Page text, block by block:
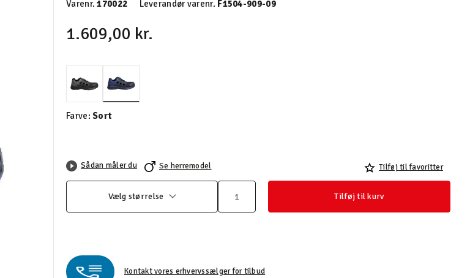
Varenr.170022 Leverandør varenr. F1504-909-09
1.609,00 kr.
valgte
Farve:Sort
Sådan måler du Se herremodel Tilføj til favoritter
Vælg størrelse Tilføj til kurv
Kontakt vores erhvervssælger for tilbud